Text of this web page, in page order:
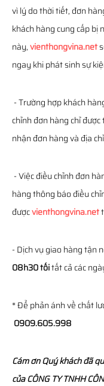
vì lý do thời tiết, đơn
khách hàng cung cấp bị
này,vienthongvina.net
ngay khi phát sinh sự
- Trường hợp khách
chỉnh đơn hàng chỉ
nhận đơn hàng và địa
- Việc điều chỉnh đơn
hàng thông báo điều
đượcvienthongvina.net
- Dịch vụ giao hàng tận
08h30 tốitất cả các
* Để phản ánh về chất
0909.605.998
Cám ơn Quý khách đã
củaCÔNG TY TNHH